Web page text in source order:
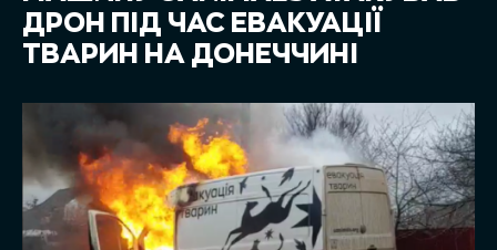
ДРОН ПІД ЧАС ЕВАКУАЦІЇ
ТВАРИН НА ДОНЕЧЧИНІ